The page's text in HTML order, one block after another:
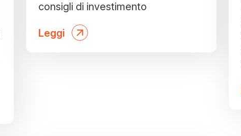
consigli di investimento
Leggi